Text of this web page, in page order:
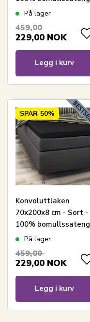
- Laken til
På lager
459,00
229,00 NOK
Legg i kurv
SPAR 50%
Konvoluttlaken
70x200x8 cm - Sort -
100% bomullssateng
- Laken til
På lager
459,00
229,00 NOK
Legg i kurv